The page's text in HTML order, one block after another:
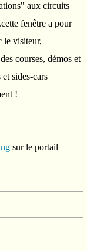
aux circuits
fenêtre a pour
le visiteur,
courses, démos et
sides-cars
!
sur le portail